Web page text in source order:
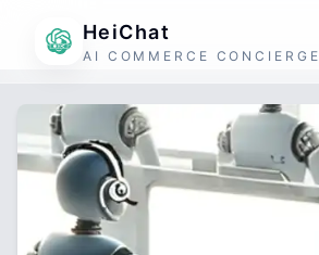
HeiChat
AI COMMERCE CONCIERGE